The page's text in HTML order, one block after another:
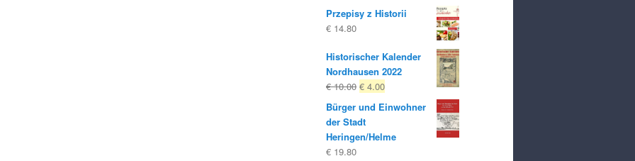
Przepisy z Historii
€ 14.80
Historischer Kalender
Nordhausen 2022
€10.00 Oryginalna
cena
była:
€ 10.00
€ 4.00Obecna
cena
Bürger und Einwohner
der Stadt
Heringen/Helme
€ 19.80